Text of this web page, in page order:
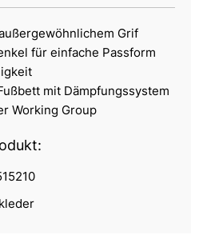
Grif
für einfache Passform
mit Dämpfungssystem
Working Group